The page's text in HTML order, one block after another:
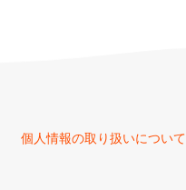
個人情報の取り扱いについて